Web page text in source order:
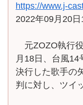
https://www.j-
2022年09月20
元ZOZO執行
月18日、台風
決行した歌手の
判に対し、ツイ